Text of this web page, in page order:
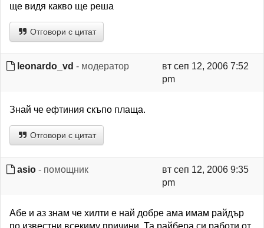
ще видя какво ще реша
Отговори с цитат
leonardo_vd - модератор
вт сеп 12, 2006 7:52
pm
Знай че ефтиния скъпо плаща.
Отговори с цитат
asio - помощник
вт сеп 12, 2006 9:35
pm
Абе и аз знам че хилти е най добре ама имам райдър